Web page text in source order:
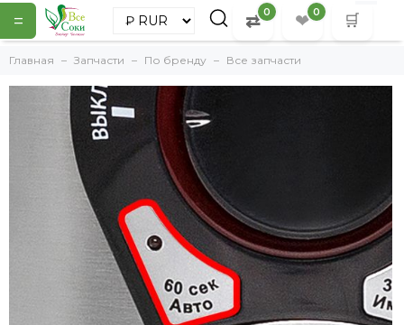
= ⇄ 0 ❤ 0 🛒
Главная Запчасти По бренду Все запчасти